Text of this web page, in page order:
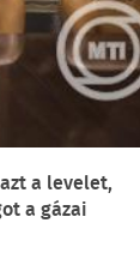
a levelet,
a gázai